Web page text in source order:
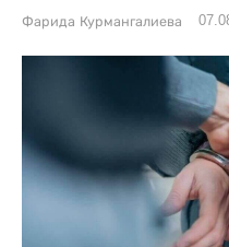
Фарида Курмангалиева